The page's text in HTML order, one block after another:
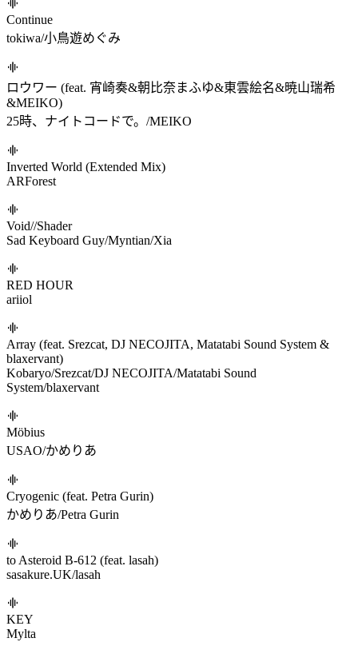
Cyber Meteoroid
削除
lovesick (feat. ぷにぷに電機)
kamome sano/ぷにぷに電機
Rintaro Soma
P丸様。
cocoro*cosmetic
KOTONOHOUSE
Continue
tokiwa/小鳥遊めぐみ
ロウワー (feat. 宵崎奏&朝比奈まふゆ&東雲絵名&暁山瑞希
25時、ナイトコードで。/MEIKO
ARForest
Sad Keyboard Guy/Myntian/Xia
ariiol